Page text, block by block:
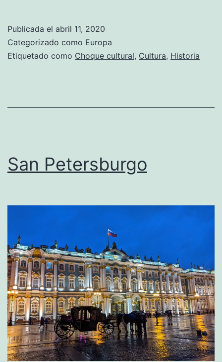
Publicada el abril 11, 2020
Categorizado como Europa
Etiquetado como Choque cultural, Cultura, Historia
San Petersburgo